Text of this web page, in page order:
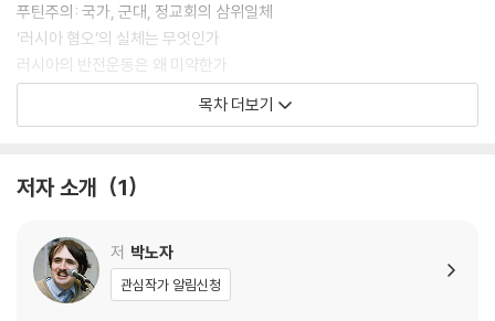
푸틴주의: 국가, 군대, 정교회의 삼위일체
‘러시아 혐오’의 실체는 무엇인가
러시아의 반전운동은 왜 미약한가
각자도생 사회에서 반전운동은 가능한가
러시아는 쉽게 무너지지 않는다: 1930년대가 주는 교훈
푸틴 독재를 옹호하는 지식인은 누구인가
왜 소련은 몰락하고 중국은 살아남았나
2부 러시아는 왜 우크라이나를 침공했는가
목차 더보기
저자 소개 1
저 박노자
관심작가 알림신청